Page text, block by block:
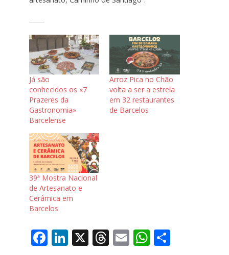
Já são
conhecidos os «7
Prazeres da
Gastronomia»
Barcelense
Arroz Pica no Chão
volta a ser a estrela
em 32 restaurantes
de Barcelos
39ª Mostra Nacional
de Artesanato e
Cerâmica em
Barcelos
F Li X T E W S